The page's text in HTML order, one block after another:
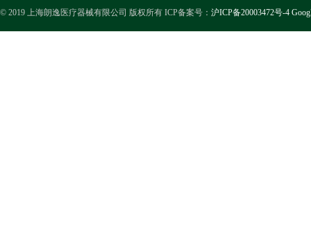
© 2019 上海朗逸医疗器械有限公司 版权所有 ICP备案号： 沪ICP备20003472号-4